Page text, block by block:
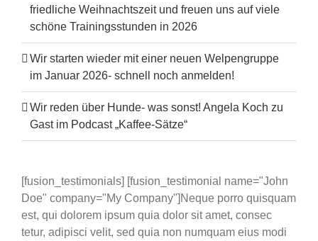
friedliche Weihnachtszeit und freuen uns auf viele
schöne Trainingsstunden in 2026
Wir starten wieder mit einer neuen Welpengruppe
im Januar 2026- schnell noch anmelden!
Wir reden über Hunde- was sonst! Angela Koch zu
Gast im Podcast „Kaffee-Sätze“
[fusion_testimonials] [fusion_testimonial name="John
Doe" company="My Company"]Neque porro quisquam
est, qui dolorem ipsum quia dolor sit amet, consec
tetur, adipisci velit, sed quia non numquam eius modi